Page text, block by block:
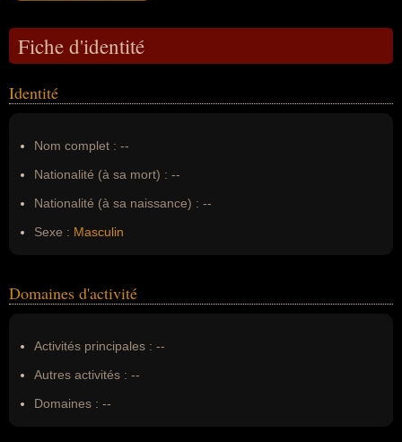
Fiche d'identité
Identité
Nom complet : --
Nationalité (à sa mort) : --
Nationalité (à sa naissance) : --
Sexe : Masculin
Domaines d'activité
Activités principales : --
Autres activités : --
Domaines : --